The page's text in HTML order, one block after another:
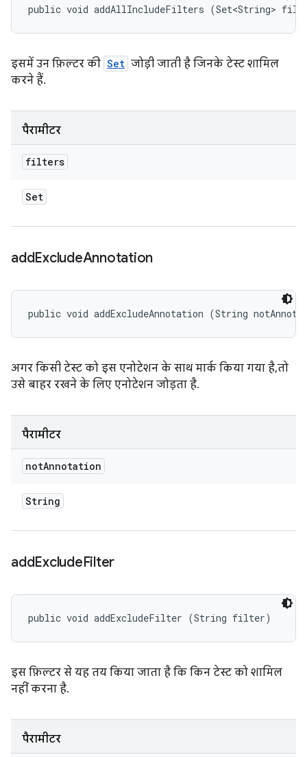
public void addAllIncludeFilters (Set<String>
इसमें उन फ़िल्टर की Set जोड़ी जाती है जिनके टेस्ट शामिल
करने हैं.
पैरामीटर
filters
Set
addExcludeAnnotation
public void addExcludeAnnotation (String
अगर किसी टेस्ट को इस एनोटेशन के साथ मार्क किया गया है, तो
उसे बाहर रखने के लिए एनोटेशन जोड़ता है.
पैरामीटर
notAnnotation
String
addExcludeFilter
public void addExcludeFilter (String filter)
इस फ़िल्टर से यह तय किया जाता है कि किन टेस्ट को शामिल
नहीं करना है.
पैरामीटर